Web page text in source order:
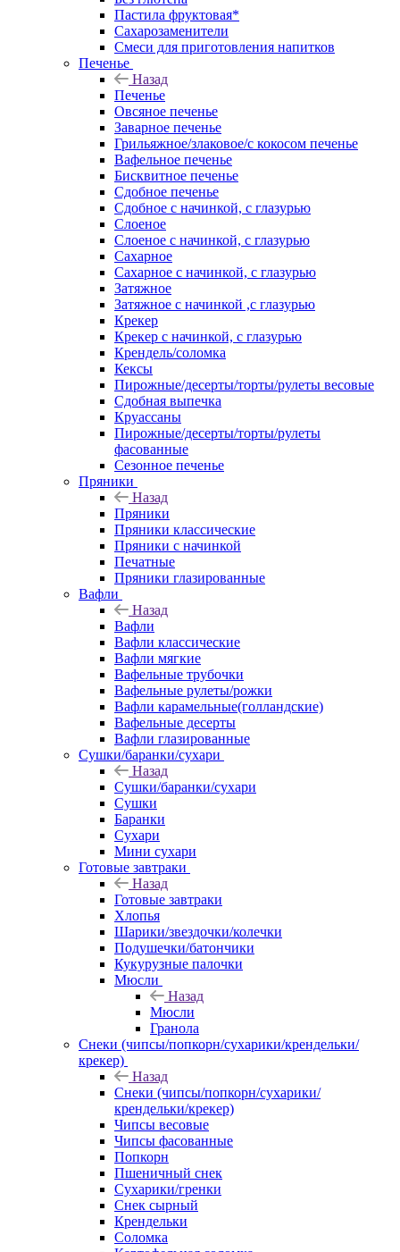
Пастила фруктовая*
Сахарозаменители
Смеси для приготовления напитков
Печенье
Назад
Печенье
Овсяное печенье
Заварное печенье
Грильяжное/злаковое/с кокосом печенье
Вафельное печенье
Бисквитное печенье
Сдобное печенье
Сдобное с начинкой, с глазурью
Слоеное
Слоеное с начинкой, с глазурью
Сахарное
Сахарное с начинкой, с глазурью
Затяжное
Затяжное с начинкой ,с глазурью
Крекер
Крекер с начинкой, с глазурью
Крендель/соломка
Кексы
Пирожные/десерты/торты/рулеты весовые
Сдобная выпечка
Круассаны
Пирожные/десерты/торты/рулеты
фасованные
Сезонное печенье
Пряники
Назад
Пряники
Пряники классические
Пряники с начинкой
Печатные
Пряники глазированные
Вафли
Назад
Вафли
Вафли классические
Вафли мягкие
Вафельные трубочки
Вафельные рулеты/рожки
Вафли карамельные(голландские)
Вафельные десерты
Вафли глазированные
Сушки/баранки/сухари
Назад
Сушки/баранки/сухари
Сушки
Баранки
Сухари
Мини сухари
Готовые завтраки
Назад
Готовые завтраки
Хлопья
Шарики/звездочки/колечки
Подушечки/батончики
Кукурузные палочки
Мюсли
Назад
Мюсли
Гранола
Снеки (чипсы/попкорн/сухарики/крендельки/
крекер)
Назад
Снеки (чипсы/попкорн/сухарики/
крендельки/крекер)
Чипсы весовые
Чипсы фасованные
Попкорн
Пшеничный снек
Сухарики/гренки
Снек сырный
Крендельки
Соломка